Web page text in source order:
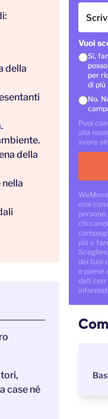
della
della
case né
Vuoi
Sì,
per
di più
No.
Puoi
alla
avere
eroi
più e
dei tuoi
e paese
dati con